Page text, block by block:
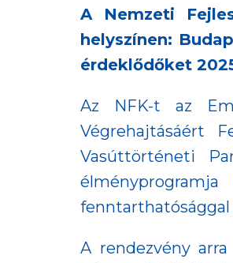
A Nemzeti
helyszínen:
érdeklődőket
Az NFK-t az
Végrehajtásáért
Vasúttörténeti
fenntarthatósággal
A rendezvény